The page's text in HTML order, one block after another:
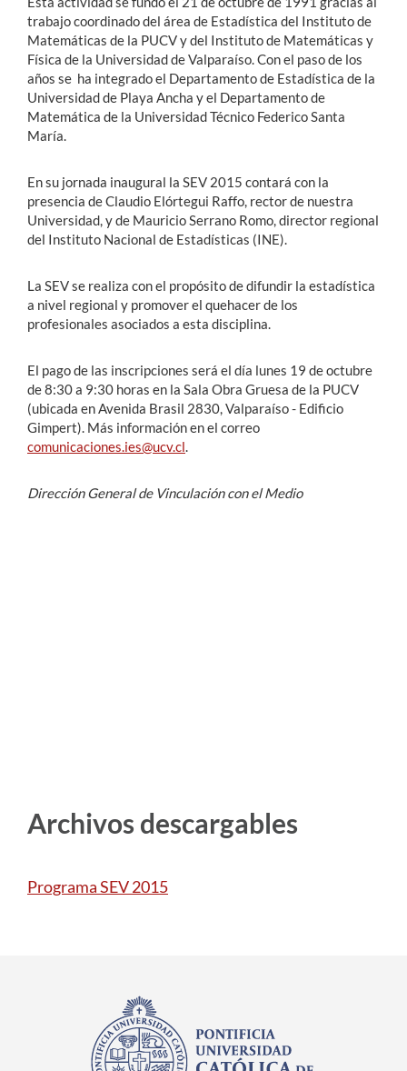
English
trabajo coordinado del área de Estadística del Instituto de
Matemáticas de la PUCV y del Instituto de Matemáticas y
Física de la Universidad de Valparaíso. Con el paso de los
años se ha integrado el Departamento de Estadística de la
Universidad de Playa Ancha y el Departamento de
Matemática de la Universidad Técnico Federico Santa
María.
En su jornada inaugural la SEV 2015 contará con la
presencia de Claudio Elórtegui Raffo, rector de nuestra
Universidad, y de Mauricio Serrano Romo, director regional
del Instituto Nacional de Estadísticas (INE).
La SEV se realiza con el propósito de difundir la estadística
a nivel regional y promover el quehacer de los
profesionales asociados a esta disciplina.
El pago de las inscripciones será el día lunes 19 de octubre
de 8:30 a 9:30 horas en la Sala Obra Gruesa de la PUCV
(ubicada en Avenida Brasil 2830, Valparaíso - Edificio
Gimpert). Más información en el correo
comunicaciones.ies@ucv.cl.
Dirección General de Vinculación con el Medio
Archivos descargables
Programa SEV 2015